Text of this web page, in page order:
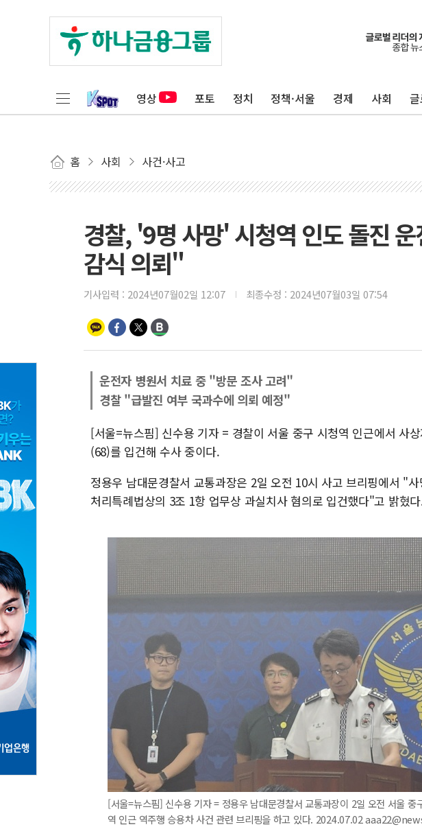
영상 포토 정치 정책·서울 경제 사회
홈 사회 사건·사고
경찰, '9명 사망' 시청역 인도 돌진
감식 의뢰"
기사입력 : 2024년07월02일 12:07 최종수정 : 2024년07월03일 07:54
운전자 병원서 치료 중 "방문 조사 고려"
경찰 "급발진 여부 국과수에 의뢰 예정"
[서울=뉴스핌] 신수용 기자 = 경찰이 서울 중구 시청역 인근에서 사
(68)를 입건해 수사 중이다.
정용우 남대문경찰서 교통과장은 2일 오전 10시 사고 브리핑에서 "
처리특례법상의 3조 1항 업무상 과실치사 혐의로 입건했다"고 밝혔
[서울=뉴스핌] 신수용 기자 = 정용우 남대문경찰서 교통과장이 2일 오전 서울 중
역 인근 역주행 승용차 사건 관련 브리핑을 하고 있다. 2024.07.02